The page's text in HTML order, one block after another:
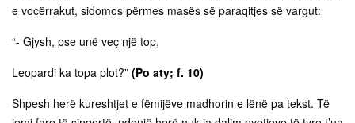
e vocërrakut, sidomos përmes masës së paraqitjes së vargut:
“- Gjysh, pse unë veç një top,
Leopardi ka topa plot?” (Po aty; f. 10)
Shpesh herë kureshtjet e fëmijëve madhorin e lënë pa tekst. Të